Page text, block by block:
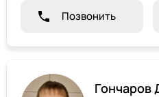
Позвонить
Гончаров